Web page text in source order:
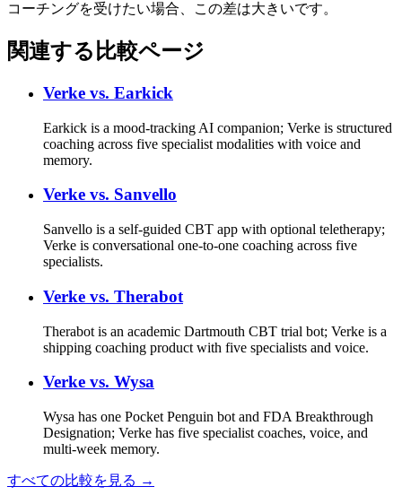
コーチングを受けたい場合、この差は大きいです。
関連する比較ページ
Verke vs. Earkick
Earkick is a mood-tracking AI companion; Verke is structured
coaching across five specialist modalities with voice and
memory.
Verke vs. Sanvello
Sanvello is a self-guided CBT app with optional teletherapy;
Verke is conversational one-to-one coaching across five
specialists.
Verke vs. Therabot
Therabot is an academic Dartmouth CBT trial bot; Verke is a
shipping coaching product with five specialists and voice.
Verke vs. Wysa
Wysa has one Pocket Penguin bot and FDA Breakthrough
Designation; Verke has five specialist coaches, voice, and
multi-week memory.
すべての比較を見る →